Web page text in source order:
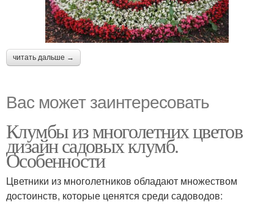
читать дальше →
Вас может заинтересовать
Клумбы из многолетних цветов
дизайн садовых клумб.
Особенности
Цветники из многолетников обладают множеством
достоинств, которые ценятся среди садоводов: